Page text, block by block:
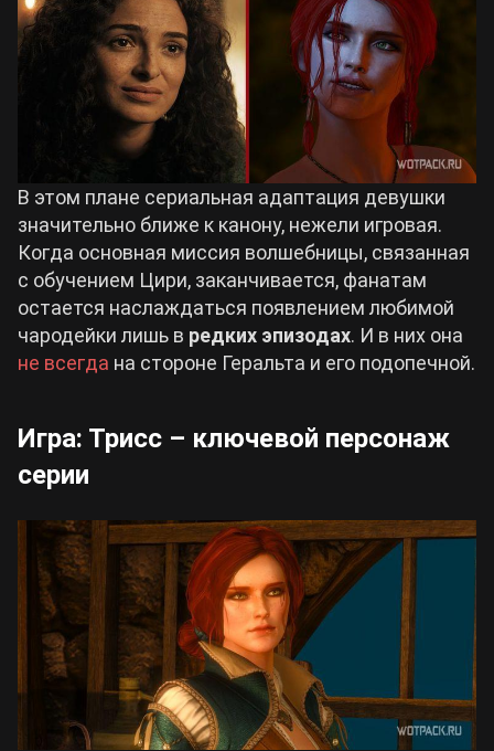
В этом плане сериальная адаптация девушки
значительно ближе к канону, нежели игровая.
Когда основная миссия волшебницы, связанная
с обучением Цири, заканчивается, фанатам
остается наслаждаться появлением любимой
чародейки лишь в редких эпизодах. И в них она
не всегда на стороне Геральта и его подопечной.
Игра: Трисс – ключевой персонаж
серии